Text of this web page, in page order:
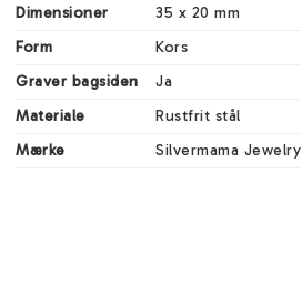
Dimensioner
35 x 20 mm
Form
Kors
Graver bagsiden
Ja
Materiale
Rustfrit stål
Mærke
Silvermama Jewelry